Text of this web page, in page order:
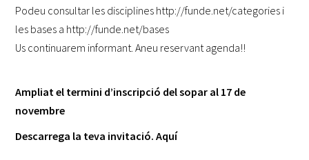
Podeu consultar les disciplines http://funde.net/categories i
les bases a http://funde.net/bases
Us continuarem informant. Aneu reservant agenda!!
Ampliat el termini d’inscripció del sopar al 17 de
novembre
Descarrega la teva invitació.Aquí